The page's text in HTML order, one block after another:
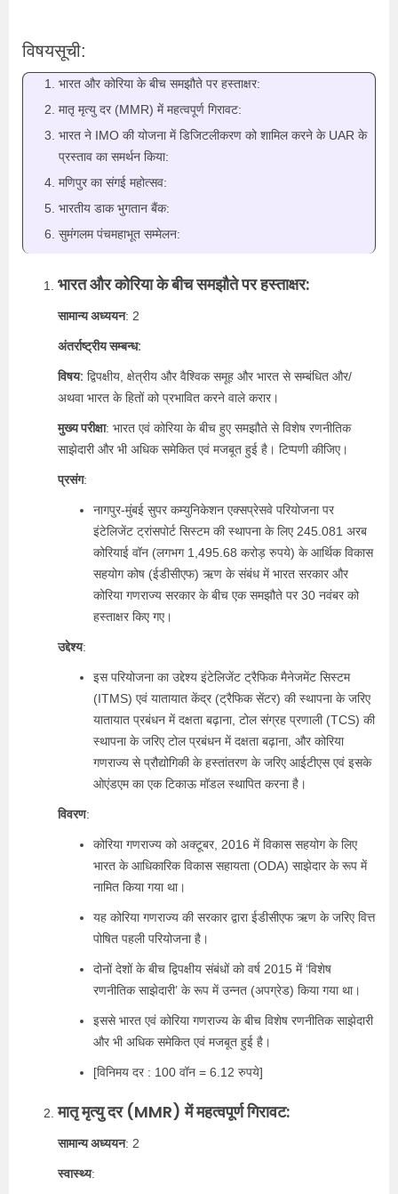
विषयसूची:
भारत और कोरिया के बीच समझौते पर हस्ताक्षर:
मातृ मृत्यु दर (MMR) में महत्वपूर्ण गिरावट:
भारत ने IMO की योजना में डिजिटलीकरण को शामिल करने के UAR के
प्रस्ताव का समर्थन किया:
मणिपुर का संगई महोत्सव:
भारतीय डाक भुगतान बैंक:
सुमंगलम पंचमहाभूत सम्मेलन:
भारत और कोरिया के बीच समझौते पर हस्ताक्षर:
सामान्य अध्ययन: 2
अंतर्राष्ट्रीय सम्बन्ध:
विषय: द्विपक्षीय, क्षेत्रीय और वैश्विक समूह और भारत से सम्बंधित और/
अथवा भारत के हितों को प्रभावित करने वाले करार।
मुख्य परीक्षा: भारत एवं कोरिया के बीच हुए समझौते से विशेष रणनीतिक
साझेदारी और भी अधिक समेकित एवं मजबूत हुई है। टिप्पणी कीजिए।
प्रसंग:
नागपुर-मुंबई सुपर कम्युनिकेशन एक्सप्रेसवे परियोजना पर
इंटेलिजेंट ट्रांसपोर्ट सिस्टम की स्थापना के लिए 245.081 अरब
कोरियाई वॉन (लगभग 1,495.68 करोड़ रुपये) के आर्थिक विकास
सहयोग कोष (ईडीसीएफ) ऋण के संबंध में भारत सरकार और
कोरिया गणराज्य सरकार के बीच एक समझौते पर 30 नवंबर को
हस्ताक्षर किए गए।
उद्देश्य:
इस परियोजना का उद्देश्य इंटेलिजेंट ट्रैफिक मैनेजमेंट सिस्टम
(ITMS) एवं यातायात केंद्र (ट्रैफिक सेंटर) की स्थापना के जरिए
यातायात प्रबंधन में दक्षता बढ़ाना, टोल संग्रह प्रणाली (TCS) की
स्थापना के जरिए टोल प्रबंधन में दक्षता बढ़ाना, और कोरिया
गणराज्य से प्रौद्योगिकी के हस्तांतरण के जरिए आईटीएस एवं इसके
ओएंडएम का एक टिकाऊ मॉडल स्थापित करना है।
विवरण:
कोरिया गणराज्य को अक्टूबर, 2016 में विकास सहयोग के लिए
भारत के आधिकारिक विकास सहायता (ODA) साझेदार के रूप में
नामित किया गया था।
यह कोरिया गणराज्य की सरकार द्वारा ईडीसीएफ ऋण के जरिए वित्त
पोषित पहली परियोजना है।
दोनों देशों के बीच द्विपक्षीय संबंधों को वर्ष 2015 में ‘विशेष
रणनीतिक साझेदारी’ के रूप में उन्नत (अपग्रेड) किया गया था।
इससे भारत एवं कोरिया गणराज्य के बीच विशेष रणनीतिक साझेदारी
और भी अधिक समेकित एवं मजबूत हुई है।
[विनिमय दर : 100 वॉन = 6.12 रुपये]
मातृ मृत्यु दर (MMR) में महत्वपूर्ण गिरावट:
सामान्य अध्ययन: 2
स्‍वास्‍थ्‍य: